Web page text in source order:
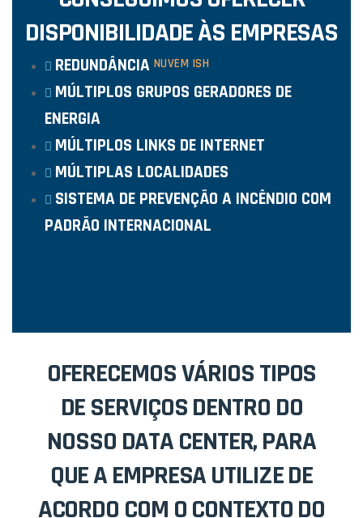
DISPONIBILIDADE ÀS EMPRESAS
NUVEM ISH
REDUNDÂNCIA
MÚLTIPLOS GRUPOS GERADORES DE
ENERGIA
MÚLTIPLOS LINKS DE INTERNET
MÚLTIPLAS LOCALIDADES
SISTEMA DE PREVENÇÃO A INCÊNDIO COM
PADRÃO INTERNACIONAL
OFERECEMOS VÁRIOS TIPOS
DE SERVIÇOS DENTRO DO
NOSSO DATA CENTER, PARA
QUE A EMPRESA UTILIZEDE
ACORDO COM O CONTEXTO DO